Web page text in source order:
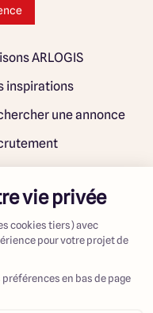
ARLOGIS
inspirations
une annonce
légales